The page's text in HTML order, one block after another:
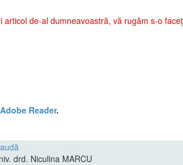
de-al dumneavoastră, vă rugăm s-o
Adobe Reader.
drd. Niculina MARCU